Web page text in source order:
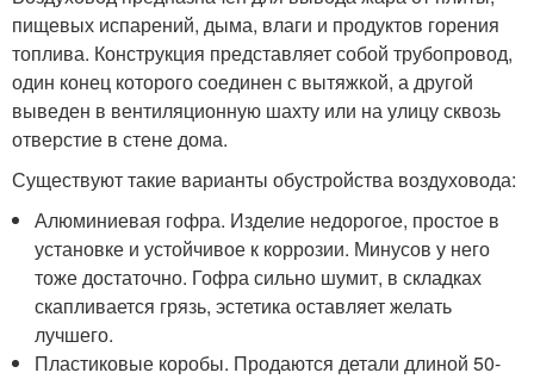
пищевых испарений, дыма, влаги и продуктов горения
топлива. Конструкция представляет собой трубопровод,
один конец которого соединен с вытяжкой, а другой
выведен в вентиляционную шахту или на улицу сквозь
отверстие в стене дома.
Существуют такие варианты обустройства воздуховода:
Алюминиевая гофра. Изделие недорогое, простое в
установке и устойчивое к коррозии. Минусов у него
тоже достаточно. Гофра сильно шумит, в складках
скапливается грязь, эстетика оставляет желать
лучшего.
Пластиковые коробы. Продаются детали длиной 50-